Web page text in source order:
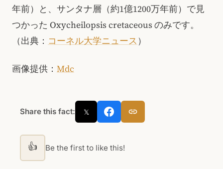
年前）と、サンタナ層（約1億1200万年前）で見
つかった Oxycheilopsis cretaceous のみです。
（出典： コーネル大学ニュース ）
画像提供： Mdc
Share this fact: 𝕏
👍 Be the first to like this!